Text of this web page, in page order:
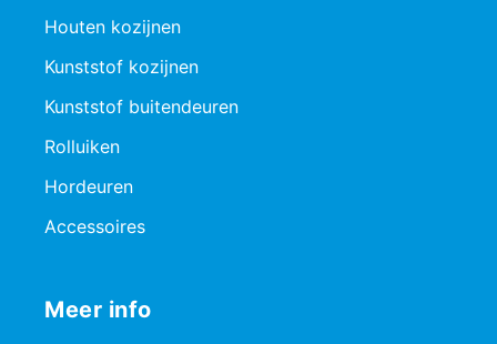
Houten kozijnen
Kunststof kozijnen
Kunststof buitendeuren
Rolluiken
Hordeuren
Accessoires
Meer info